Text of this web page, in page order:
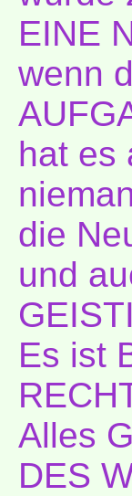
EINE
wenn
hat es
die
und
Es ist
Alles
DES